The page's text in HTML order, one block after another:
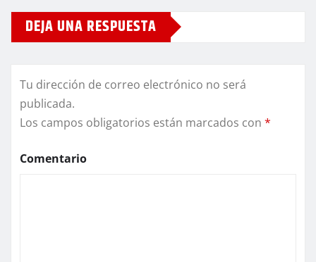
DEJA UNA RESPUESTA
Tu dirección de correo electrónico no será
publicada.
Los campos obligatorios están marcados con *
Comentario